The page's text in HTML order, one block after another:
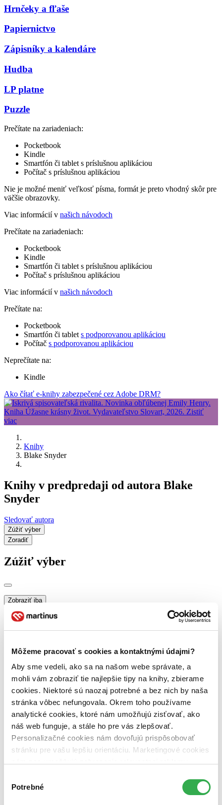
Môžeme pracovať s cookies a kontaktnými údajmi?
Aby sme vedeli, ako sa na našom webe správate, a
mohli vám zobraziť tie najlepšie tipy na knihy, zbierame
cookies. Niektoré sú naozaj potrebné a bez nich by naša
stránka vôbec nefungovala. Okrem toho používame
analytické cookies, ktoré nám umožňujú zisťovať, ako
náš web funguje, a stále ho pre vás zlepšovať.
Personalizačné cookies nám dovoľujú prispôsobovať
stránku pre vašu lepšiu orientáciu. Marketingové cookies
nám pomohlo, keby sme mohli používať všetky tieto
súhlasu
Potrebné
Hrnčeky a fľaše
Papiernictvo
Zápisníky a kalendáre
Hudba
LP platne
Puzzle
Prečítate na zariadeniach:
Pocketbook
Kindle
Smartfón či tablet s príslušnou aplikáciou
Počítač s príslušnou aplikáciou
Nie je možné meniť veľkosť písma, formát je preto vhodný skôr pre
väčšie obrazovky.
Viac informácií v našich návodoch
Prečítate na zariadeniach:
Pocketbook
Kindle
Smartfón či tablet s príslušnou aplikáciou
Počítač s príslušnou aplikáciou
Viac informácií v našich návodoch
Prečítate na:
Pocketbook
Smartfón či tablet s podporovanou aplikáciou
Počítač s podporovanou aplikáciou
Neprečítate na:
Kindle
Ako čítať e-knihy zabezpečené cez Adobe DRM?
Knihy
Blake Snyder
Knihy v predpredaji od autora Blake
Snyder
Sledovať autora
Zúžiť výber
Zoradiť
Zúžiť výber
Zobraziť iba
novinky (0 titulov)
zľavnené tituly (0 titulov)
na centrálnom sklade (0 titulov)na centrálnom sklade
pripravujeme (0 titulov)pripravujeme
dostupná (bez vypredaných) (0 titulov)dostupná (bez
vypredaných)
Nové / čítané
nová (0 titulov)nová
čítaná (0 titulov)čítaná
čítaná - výborný stav (0 titulov)čítaná - výborný stav
čítaná - mierne opotrebovaná (0 titulov) čítaná - mierne
opotrebovaná
čítané verzie vypredaných kníh (0 titulov)čítané verzie
Zúžiť výber